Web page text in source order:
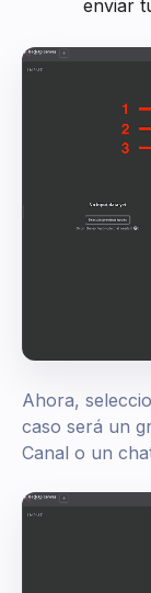
enviar
Ahora,
caso será un
Canal o un